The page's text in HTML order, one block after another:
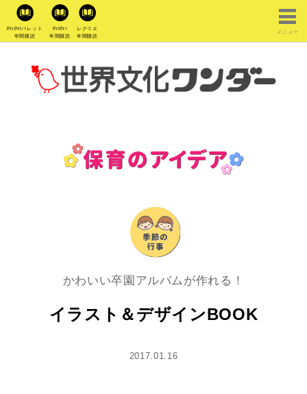
PriPriパレット
年間購読
PriPri
年間購読
レクリエ
年間購読
メニュー
かわいい卒園アルバムが作れる！
イラスト＆デザインBOOK
2017.01.16